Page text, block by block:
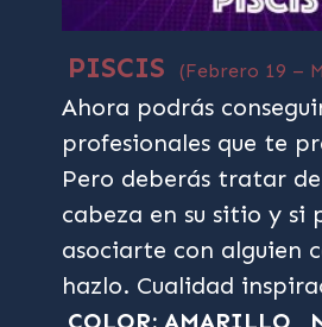
PISCIS (Febrero 19 –
Ahora podrás
profesionales que te
Pero deberás tratar
cabeza en su sitio y si
asociarte con alguien
hazlo. Cualidad
COLOR: AMARILLO